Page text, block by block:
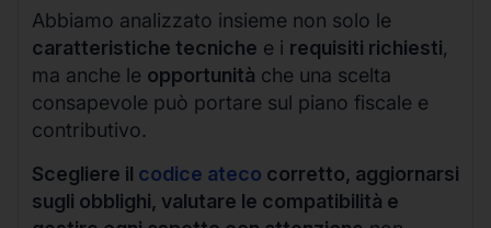
Abbiamo analizzato insieme non solo le
caratteristiche tecniche e i requisiti richiesti,
ma anche le opportunità che una scelta
consapevole può portare sul piano fiscale e
contributivo.
Scegliere il codice ateco corretto, aggiornarsi
sugli obblighi, valutare le compatibilità e